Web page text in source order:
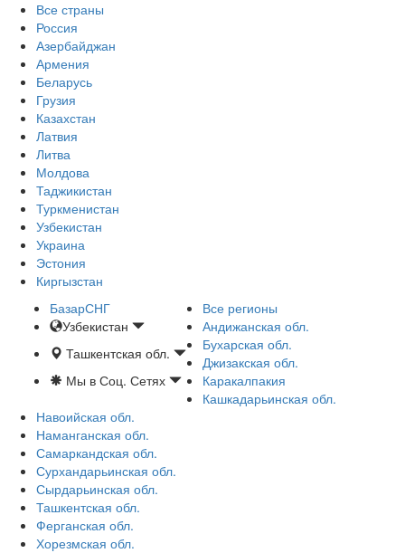
Все страны
Россия
Азербайджан
Армения
Беларусь
Грузия
Казахстан
Латвия
Литва
Молдова
Таджикистан
Туркменистан
Узбекистан
Украина
Эстония
Киргызстан
БазарСНГ
Узбекистан
Ташкентская обл.
Мы в Соц. Сетях
Все регионы
Андижанская обл.
Бухарская обл.
Джизакская обл.
Каракалпакия
Кашкадарьинская обл.
Навоийская обл.
Наманганская обл.
Самаркандская обл.
Сурхандарьинская обл.
Сырдарьинская обл.
Ташкентская обл.
Ферганская обл.
Хорезмская обл.